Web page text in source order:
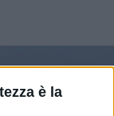
è la